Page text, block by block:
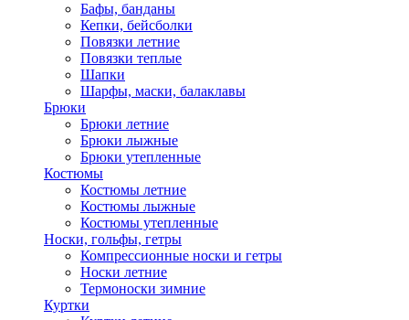
Бафы, банданы
Кепки, бейсболки
Повязки летние
Повязки теплые
Шапки
Шарфы, маски, балаклавы
Брюки
Брюки летние
Брюки лыжные
Брюки утепленные
Костюмы
Костюмы летние
Костюмы лыжные
Костюмы утепленные
Носки, гольфы, гетры
Компрессионные носки и гетры
Носки летние
Термоноски зимние
Куртки